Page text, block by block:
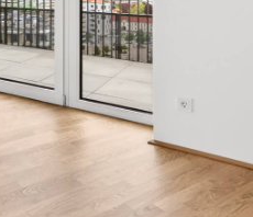
Anrede
Bitte wählen
Titel(optional)
Vorname